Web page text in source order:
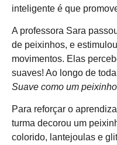
inteligente é que
A professora Sara
de peixinhos, e
movimentos. Elas
suaves! Ao longo de
Suave como um peixinho
Para reforçar o
turma decorou um
colorido, lantejoulas e